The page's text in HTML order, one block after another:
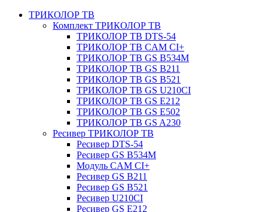
ТРИКОЛОР ТВ
Комплект ТРИКОЛОР ТВ
ТРИКОЛОР ТВ DTS-54
ТРИКОЛОР ТВ CAM CI+
ТРИКОЛОР ТВ GS B534M
ТРИКОЛОР ТВ GS B211
ТРИКОЛОР ТВ GS B521
ТРИКОЛОР ТВ GS U210CI
ТРИКОЛОР ТВ GS E212
ТРИКОЛОР ТВ GS E502
ТРИКОЛОР ТВ GS A230
Ресивер ТРИКОЛОР ТВ
Ресивер DTS-54
Ресивер GS B534M
Модуль CAM CI+
Ресивер GS B211
Ресивер GS B521
Ресивер U210CI
Ресивер GS E212